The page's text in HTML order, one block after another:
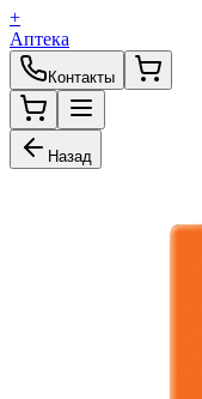
+
Аптека
Контакты
Назад